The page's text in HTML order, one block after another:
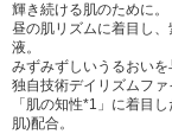
9/19ジメチコン,ステ
チルセルロース,(パル
P,(C13-16)イソパラフ
ラフィン,ピロ亜硫酸
輝き続ける肌のために
昼の肌リズムに着目し
液。
みずみずしいうるおい
独自技術デイリズムフ
「肌の知性*1」に着目
肌)配合。